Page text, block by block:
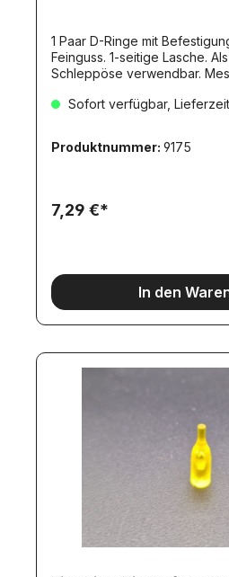
1 Paar D-Ringe mit
Feinguss. 1-seitige Lasche.
Schleppöse verwendbar.
Lieferumfang:2x D-Ring (aus
Feinguss), einseitig. Ca. 8x12mm. 4x
Schraube VA M1,6x8mm
8398.
Sofort verfügbar,
Produktnummer: 9175
7,29 €*
In den